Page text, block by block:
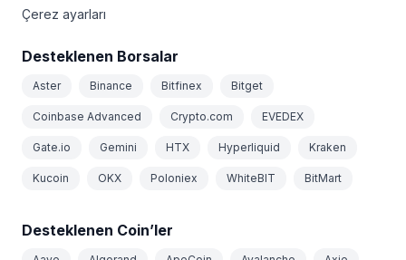
Çerez ayarları
Desteklenen Borsalar
Aster Binance Bitfinex Bitget
Coinbase Advanced Crypto.com EVEDEX
Gate.io Gemini HTX Hyperliquid Kraken
Kucoin OKX Poloniex WhiteBIT BitMart
Desteklenen Coin’ler